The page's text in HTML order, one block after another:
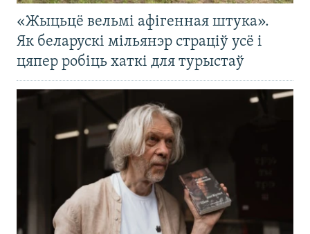
«Жыцьцё вельмі афігенная штука».
Як беларускі мільянэр страціў усё і
цяпер робіць хаткі для турыстаў